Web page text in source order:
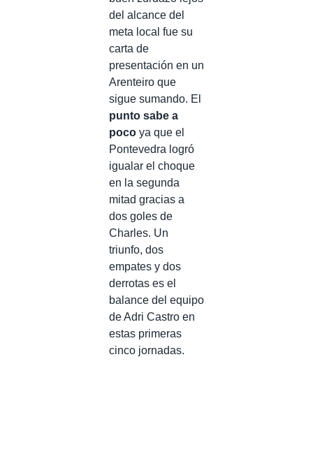
del alcance del
meta local fue su
carta de
presentación en un
Arenteiro que
sigue sumando. El
punto sabe a
poco ya que el
Pontevedra logró
igualar el choque
en la segunda
mitad gracias a
dos goles de
Charles. Un
triunfo, dos
empates y dos
derrotas es el
balance del equipo
de Adri Castro en
estas primeras
cinco jornadas.